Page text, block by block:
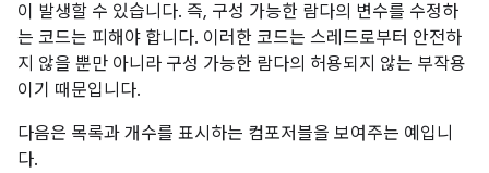
이 발생할 수 있습니다. 즉, 구성 가능한 람다의 변수를 수정하
는 코드는 피해야 합니다. 이러한 코드는 스레드로부터 안전하
지 않을 뿐만 아니라 구성 가능한 람다의 허용되지 않는 부작용
이기 때문입니다.
다음은 목록과 개수를 표시하는 컴포저블을 보여주는 예입니
다.